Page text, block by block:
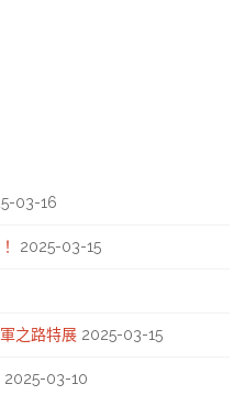
03-16
2025-03-15
之路特展 2025-03-15
2025-03-10